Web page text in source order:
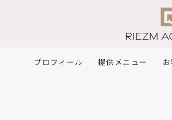
プロフィール 提供メニュー